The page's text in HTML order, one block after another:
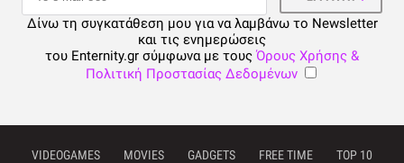
Δίνω τη συγκατάθεση μου για να λαμβάνω το Newsletter
και τις ενημερώσεις
του Enternity.gr σύμφωνα με τους Όρους Χρήσης &
Πολιτική Προστασίας Δεδομένων
VIDEOGAMES MOVIES GADGETS FREE TIME
TOP 10